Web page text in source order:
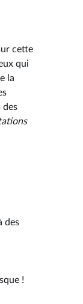
cette
qui
la
des
des
!